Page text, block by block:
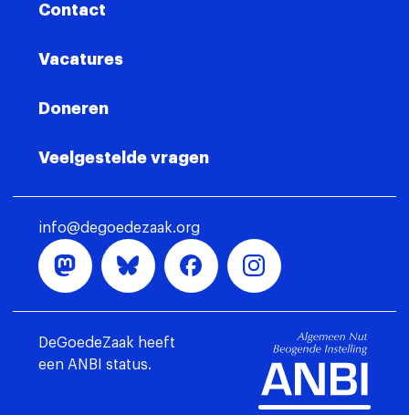
Contact
Vacatures
Doneren
Veelgestelde vragen
info@degoedezaak.org
DeGoedeZaak heeft
een ANBI status.